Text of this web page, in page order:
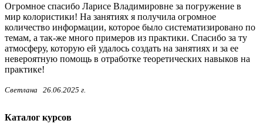
Огромное спасибо Ларисе Владимировне за погружение в
мир колористики! На занятиях я получила огромное
количество информации, которое было систематизировано по
темам, а так-же много примеров из практики. Спасибо за ту
атмосферу, которую ей удалось создать на занятиях и за ее
невероятную помощь в отработке теоретических навыков на
практике!
Светлана 26.06.2025 г.
Каталог курсов